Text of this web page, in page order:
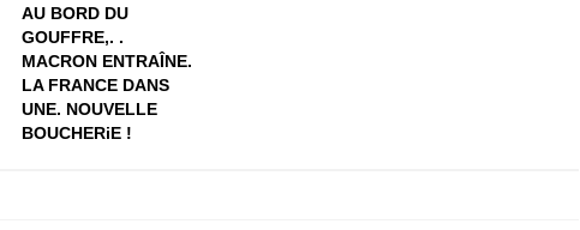
AU BORD DU
GOUFFRE,. .
MACRON ENTRAÎNE.
LA FRANCE DANS
UNE. NOUVELLE
BOUCHERiE !